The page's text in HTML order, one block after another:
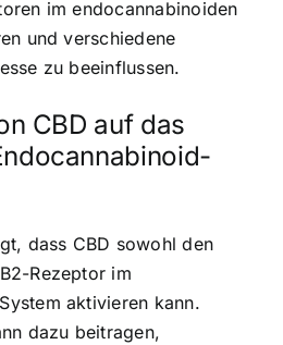
im endocannabinoiden
und verschiedene
zu beeinflussen.
CBD auf das
dass CBD sowohl den
Rezeptor im
aktivieren kann.
dazu beitragen,